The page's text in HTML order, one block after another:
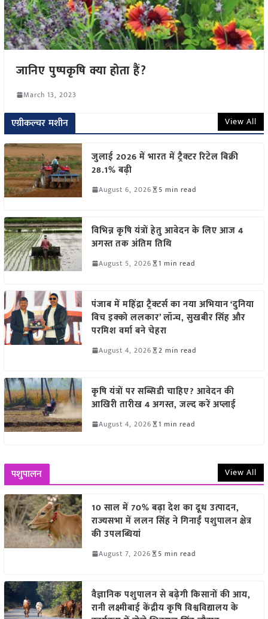
जानिए पुष्पकृषि क्या होता हैं?
March 13, 2023
एग्रीकल्चर मशीन View All
जुलाई 2026 में भारत में ट्रैक्टर रिटेल बिक्री
28.1% बढ़ी
August 6, 2026 5 min read
विभिन्न कृषि यंत्रों हेतु आवेदन के लिए आज 4
अगस्त तक अंतिम तिथि
August 5, 2026 1 min read
पंजाब में महिंद्रा ट्रैक्टर्स का नया अभियान ‘दुनिया
विच इक्को ललकार’ लॉन्च, सुखबीर सिंह और
परमिश वर्मा बने चेहरा
August 4, 2026 2 min read
कृषि यंत्रों पर सब्सिडी चाहिए? आवेदन की
आखिरी तारीख 4 अगस्त, जल्द करें अप्लाई
August 4, 2026 1 min read
पशुपालन View All
10 साल में 70% बढ़ा देश का दूध उत्पादन,
राज्यसभा में ललन सिंह ने गिनाईं पशुपालन क्षेत्र
की उपलब्धियां
August 7, 2026 5 min read
वैज्ञानिक पशुपालन से बढ़ेगी किसानों की आय,
रानी लक्ष्मीबाई केंद्रीय कृषि विश्वविद्यालय के